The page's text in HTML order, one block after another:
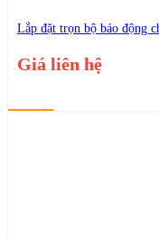
Lắp đặt trọn bộ báo động
Giá liên hệ